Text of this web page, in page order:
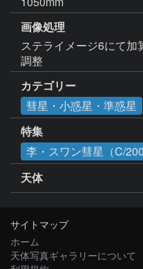
画像処理
ステライメージ6にて加
調整
カテゴリー
彗星・小惑星・準惑星
特集
李・スワン彗星（C/
天体
サイトマップ
ホーム
天体写真ギャラリーについて